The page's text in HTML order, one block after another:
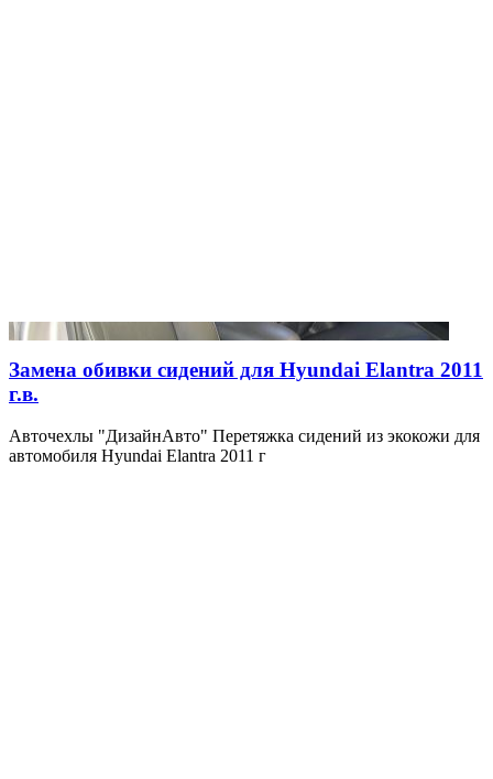
Замена обивки сидений для Hyundai Elantra 2011
г.в.
Авточехлы "ДизайнАвто" Перетяжка сидений из экокожи для
автомобиля Hyundai Elantra 2011 г